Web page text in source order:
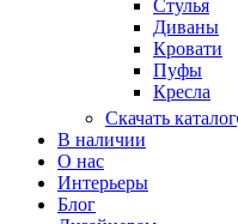
Стулья
Диваны
Кровати
Пуфы
Кресла
Скачать каталог
В наличии
О нас
Интерьеры
Блог